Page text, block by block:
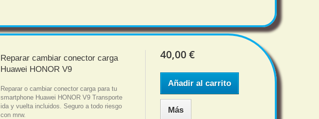
Reparar cambiar conector carga
Huawei HONOR V9
Reparar o cambiar conector carga para tu
smartphone Huawei HONOR V9 Transporte
ida y vuelta incluidos. Seguro a todo riesgo
con mrw.
40,00 €
Añadir al carrito
Más